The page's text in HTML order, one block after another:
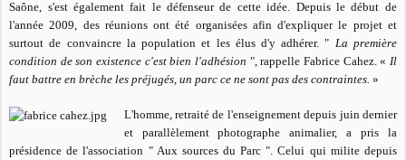
Saône, s'est également fait le défenseur de cette idée. Depuis le début de
l'année 2009, des réunions ont été organisées afin d'expliquer le projet et
surtout de convaincre la population et les élus d'y adhérer. " La première
condition de son existence c'est bien l'adhésion ", rappelle Fabrice Cahez. « Il
faut battre en brèche les préjugés, un parc ce ne sont pas des contraintes. »
L'homme, retraité de l'enseignement depuis juin dernier
et parallèlement photographe animalier, a pris la
présidence de l'association " Aux sources du Parc ". Celui qui milite depuis